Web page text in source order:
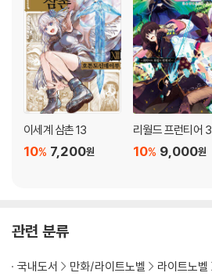
이세계 삼촌 13
7,200원
10%
리월드 프런티어 3
9,000원
10%
관련 분류
국내도서 만화/라이트노벨 라이트노벨